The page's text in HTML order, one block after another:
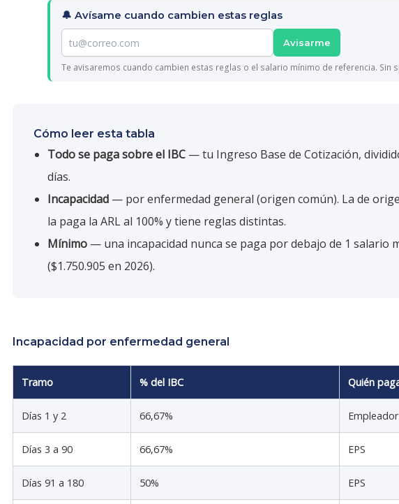
🔔 Avísame cuando cambien estas reglas
Avisarme
Te avisaremos cuando cambien estas reglas o el salario mínimo de referencia. Sin
Cómo leer esta tabla
Todo se paga sobre el IBC — tu Ingreso Base de Cotización,
días.
Incapacidad — por enfermedad general (origen común). La de
la paga la ARL al 100% y tiene reglas distintas.
Mínimo — una incapacidad nunca se paga por debajo de 1 salario
($1.750.905 en 2026).
Incapacidad por enfermedad general
Tramo % del IBC Quién
Días 1 y 2 66,67% Empleador
Días 3 a 90 66,67% EPS
Días 91 a 180 50% EPS